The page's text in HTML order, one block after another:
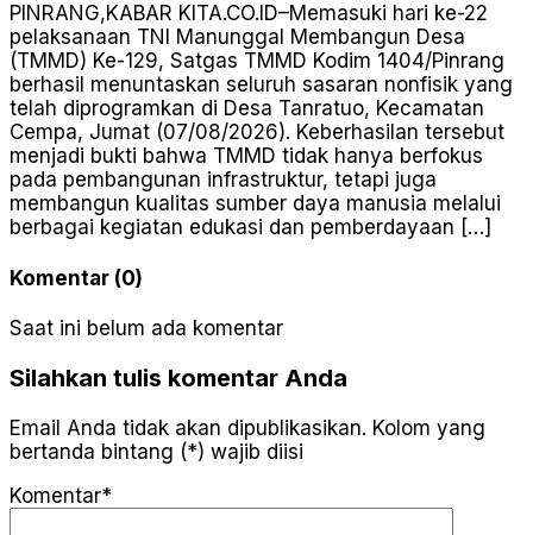
PINRANG,KABAR KITA.CO.ID–Memasuki hari ke-22
pelaksanaan TNI Manunggal Membangun Desa
(TMMD) Ke-129, Satgas TMMD Kodim 1404/Pinrang
berhasil menuntaskan seluruh sasaran nonfisik yang
telah diprogramkan di Desa Tanratuo, Kecamatan
Cempa, Jumat (07/08/2026). Keberhasilan tersebut
menjadi bukti bahwa TMMD tidak hanya berfokus
pada pembangunan infrastruktur, tetapi juga
membangun kualitas sumber daya manusia melalui
berbagai kegiatan edukasi dan pemberdayaan […]
Komentar (0)
Saat ini belum ada komentar
Silahkan tulis komentar Anda
Email Anda tidak akan dipublikasikan. Kolom yang
bertanda bintang (*) wajib diisi
Komentar*